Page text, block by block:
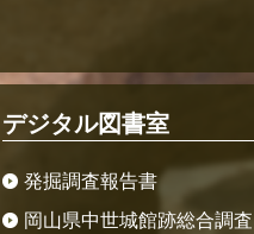
デジタル図書室
発掘調査報告書
岡山県中世城館跡総合調査